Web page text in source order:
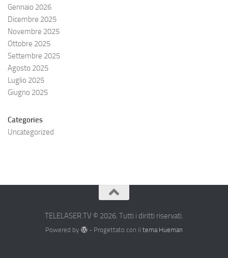
Gennaio 2026
Dicembre 2025
Novembre 2025
Ottobre 2025
Settembre 2025
Agosto 2025
Luglio 2025
Giugno 2025
Categories
Uncategorized
TELELASER.TV © 2026. Tutti i diritti riservati.
Powered by - Progettato con il tema Hueman